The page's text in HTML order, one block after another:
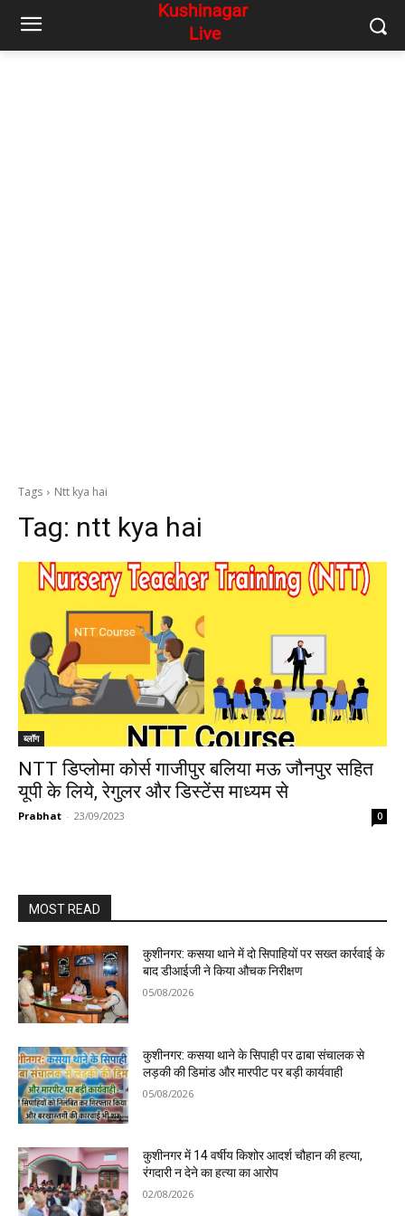
Tags Ntt kya hai
Tag: ntt kya hai
ब्लॉग
NTT डिप्लोमा कोर्स गाजीपुर बलिया मऊ जौनपुर सहित
यूपी के लिये, रेगुलर और डिस्टेंस माध्यम से
Prabhat - 23/09/2023 0
MOST READ
कुशीनगर: कसया थाने में दो सिपाहियों पर सख्त कार्रवाई के
बाद डीआईजी ने किया औचक निरीक्षण
05/08/2026
कुशीनगर: कसया थाने के सिपाही पर ढाबा संचालक से
लड़की की डिमांड और मारपीट पर बड़ी कार्यवाही
05/08/2026
कुशीनगर में 14 वर्षीय किशोर आदर्श चौहान की हत्या,
रंगदारी न देने का हत्या का आरोप
02/08/2026